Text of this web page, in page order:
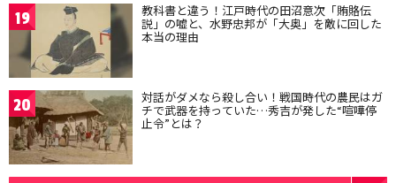
19 教科書と違う！江戸時代の田沼意次「賄賂伝
説」の嘘と、水野忠邦が「大奥」を敵に回した
本当の理由
20 対話がダメなら殺し合い！戦国時代の農民はガ
チで武器を持っていた…秀吉が発した“喧嘩停
止令”とは？